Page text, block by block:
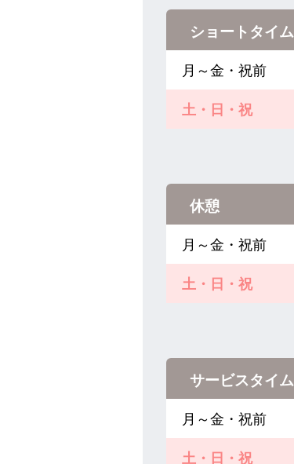
ショートタイム
月～金・祝前
土・日・祝
休憩
月～金・祝前
土・日・祝
サービスタイム
月～金・祝前
土・日・祝